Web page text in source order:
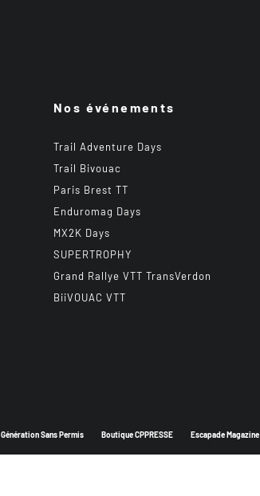
Nos événements
Trail Adventure Days
Trail Bivouac
Paris Brest TT
Enduromag Days
MX2K Days
SUPERTROPHY
Grand Rallye VTT TransVerdon
BiiVOUAC VTT
Génération Sans Permis Boutique CPPRESSE Escapade Magazine